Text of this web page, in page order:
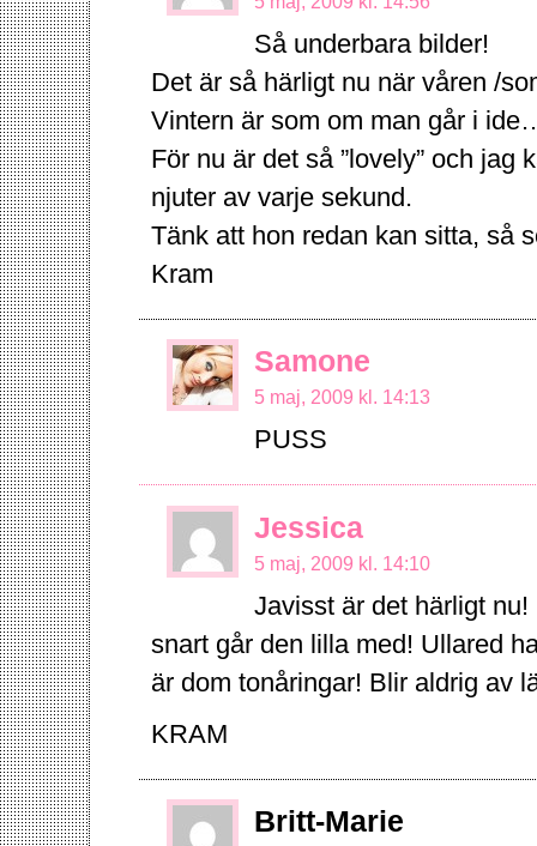
Så underbara bilder!
Det är så härligt nu när våren /
Vintern är som om man går i
För nu är det så ”lovely” och jag
njuter av varje sekund.
Tänk att hon redan kan sitta, så
Kram
Samone
5 maj, 2009 kl. 14:13
PUSS
Jessica
5 maj, 2009 kl. 14:10
Javisst är det härligt
snart går den lilla med! Ullared
är dom tonåringar! Blir aldrig av
KRAM
Britt-Marie